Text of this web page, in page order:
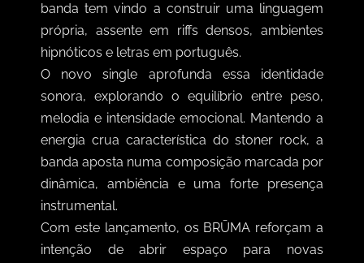
banda tem vindo a construir uma linguagem
própria, assente em riffs densos, ambientes
hipnóticos e letras em português.
O novo single aprofunda essa identidade
sonora, explorando o equilíbrio entre peso,
melodia e intensidade emocional. Mantendo a
energia crua característica do stoner rock, a
banda aposta numa composição marcada por
dinâmica, ambiência e uma forte presença
instrumental.
Com este lançamento, os BRŪMA reforçam a
intenção de abrir espaço para novas